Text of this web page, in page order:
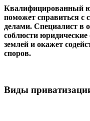
Квалифицированный
поможет справиться
делами. Специалист в
соблюсти
землей и окажет
споров.
Виды